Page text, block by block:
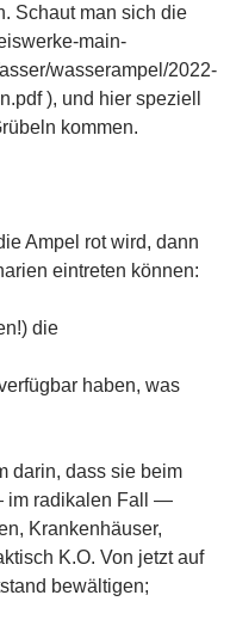
Schaut man sich die
main-
wasserampel/2022-
), und hier speziell
kommen.
Ampel rot wird, dann
eintreten können:
die
haben, was
darin, dass sie beim
im radikalen Fall —
Krankenhäuser,
K.O. Von jetzt auf
bewältigen;